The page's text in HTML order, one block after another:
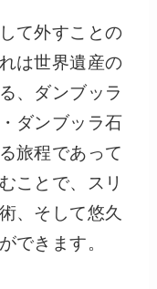
て外すことの
は世界遺産の
、ダンブッラ
ダンブッラ石
旅程であって
ことで、スリ
、そして悠久
できます。